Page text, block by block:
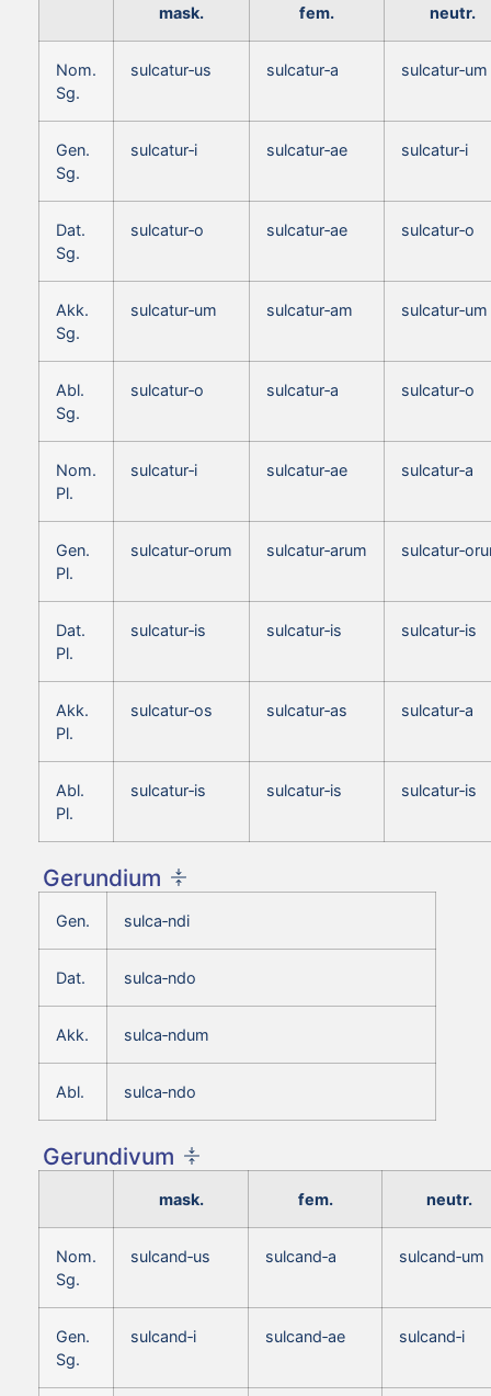
mask. fem. neutr.
Nom.
Sg.
sulcatur‑us sulcatur‑a sulcatur‑um
Gen.
Sg.
sulcatur‑i sulcatur‑ae sulcatur‑i
Dat.
Sg.
sulcatur‑o sulcatur‑ae sulcatur‑o
Akk.
Sg.
sulcatur‑um sulcatur‑am sulcatur‑um
Abl.
Sg.
sulcatur‑o sulcatur‑a sulcatur‑o
Nom.
Pl.
sulcatur‑i sulcatur‑ae sulcatur‑a
Gen.
Pl.
sulcatur‑orum sulcatur‑arum
Dat.
Pl.
sulcatur‑is sulcatur‑is sulcatur‑is
Akk.
Pl.
sulcatur‑os sulcatur‑as sulcatur‑a
Abl.
Pl.
sulcatur‑is sulcatur‑is sulcatur‑is
Gerundium
Gen. sulca‑ndi
Dat. sulca‑ndo
Akk. sulca‑ndum
Abl. sulca‑ndo
Gerundivum
mask. fem. neutr.
Nom.
Sg.
sulcand‑us sulcand‑a sulcand‑um
Gen.
Sg.
sulcand‑i sulcand‑ae sulcand‑i